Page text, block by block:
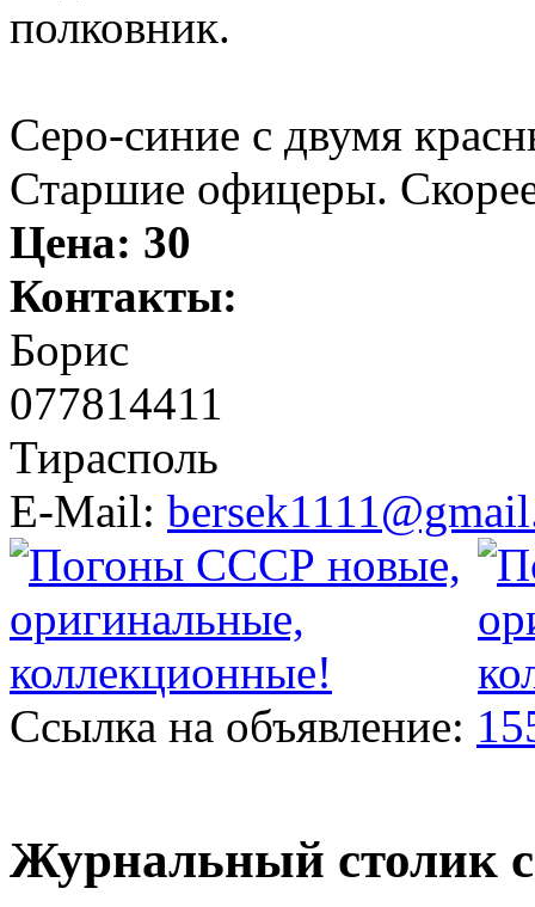
полковник.
Серо-синие с двумя
Старшие офицеры.
Цена: 30
Контакты:
Борис
077814411
Тирасполь
E-Mail:
Ссылка на объявление:
Журнальный столик